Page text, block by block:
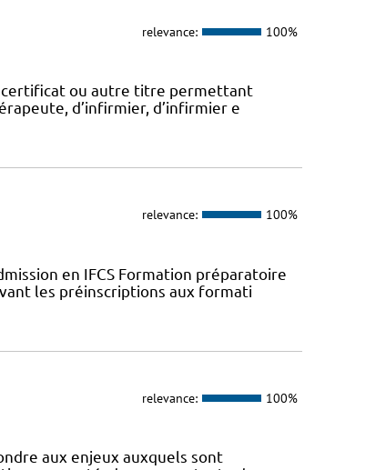
relevance: 100%
certificat ou autre titre permettant
d’infirmier, d’infirmier e
relevance: 100%
en IFCS Formation préparatoire
les préinscriptions aux formati
relevance: 100%
aux enjeux auxquels sont